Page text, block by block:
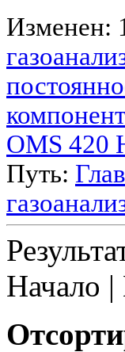
Изменен:
OMS 420
Путь:
Начало |